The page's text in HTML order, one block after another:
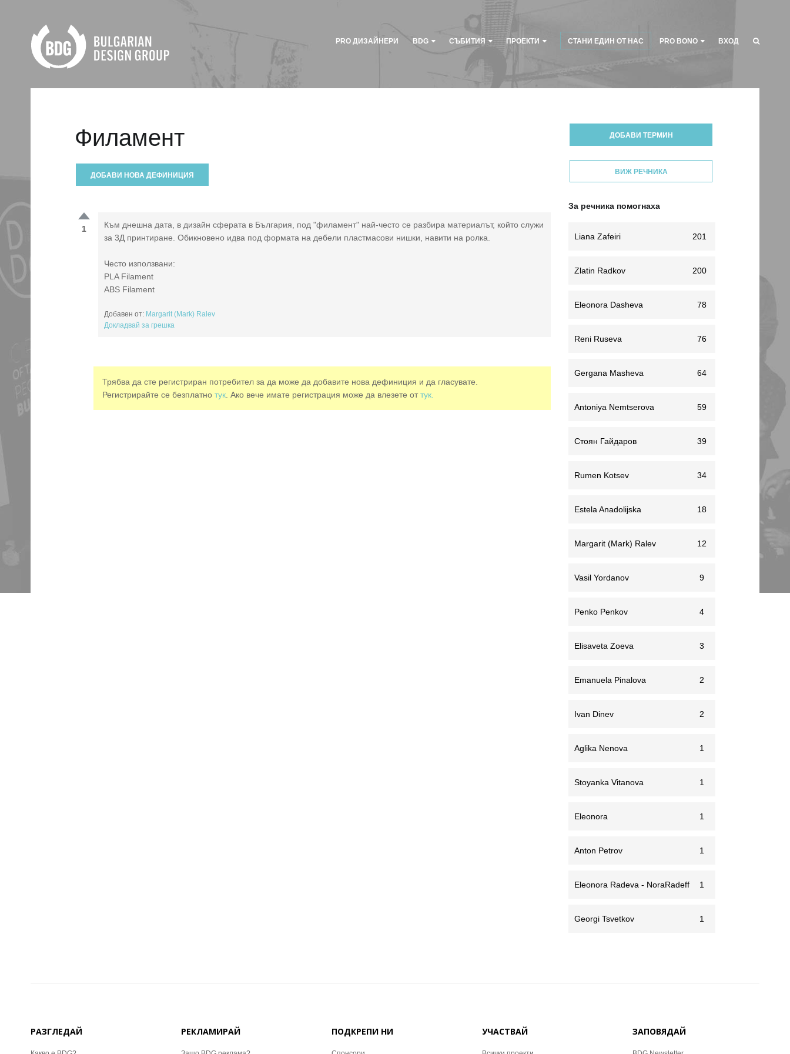
PRO ДИЗАЙНЕРИ BDG СЪБИТИЯ ПРОЕКТИ СТАНИ ЕДИН ОТ НАС PRO BONO ВХОД
Филамент
ДОБАВИ НОВА ДЕФИНИЦИЯ
1
Към днешна дата, в дизайн сферата в България, под "филамент" най-често се разбира материалът, който служи
за 3Д принтиране. Обикновено идва под формата на дебели пластмасови нишки, навити на ролка.
Често използвани:
PLA Filament
ABS Filament
Добавен от: Margarit (Mark) Ralev
Докладвай за грешка
Трябва да сте регистриран потребител за да може да добавите нова дефиниция и да гласувате.
Регистрирайте се безплатнотук . Ако вече имате регистрация може да влезете оттук.
ДОБАВИ ТЕРМИН
ВИЖ РЕЧНИКА
За речника помогнаха
Liana Zafeiri 201
Zlatin Radkov 200
Eleonora Dasheva 78
Reni Ruseva 76
Gergana Masheva 64
Antoniya Nemtserova 59
Стоян Гайдаров 39
Rumen Kotsev 34
Estela Anadolijska 18
Margarit (Mark) Ralev 12
Vasil Yordanov 9
Penko Penkov 4
Elisaveta Zoeva 3
Emanuela Pinalova 2
Ivan Dinev 2
Aglika Nenova 1
Stoyanka Vitanova 1
Eleonora 1
Anton Petrov 1
Eleonora Radeva - NoraRadeff 1
Georgi Tsvetkov 1
РАЗГЛЕДАЙ РЕКЛАМИРАЙ ПОДКРЕПИ НИ УЧАСТВАЙ ЗАПОВЯДАЙ